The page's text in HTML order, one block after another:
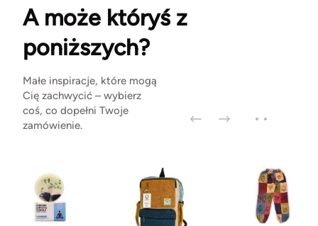
A może któryś z
poniższych?
Małe inspiracje, które mogą
Cię zachwycić – wybierz
coś, co dopełni Twoje
zamówienie.